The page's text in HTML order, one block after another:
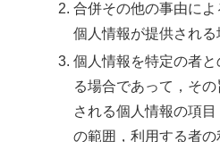
合併その他の事由に
個人情報が提供される
個人情報を特定の者
る場合であって，そ
される個人情報の項
の範囲，利用する者